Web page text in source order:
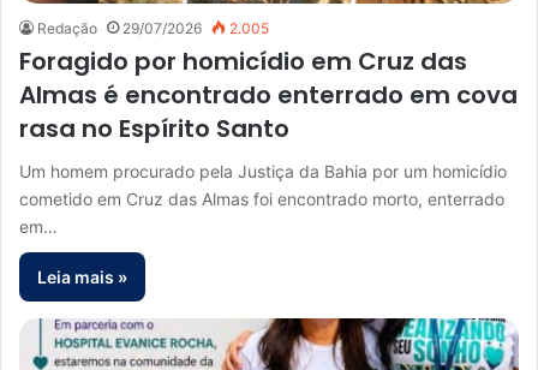
Redação 29/07/2026 2.005
Foragido por homicídio em Cruz das
Almas é encontrado enterrado em cova
rasa no Espírito Santo
Um homem procurado pela Justiça da Bahia por um homicídio
cometido em Cruz das Almas foi encontrado morto, enterrado
em…
Leia mais »